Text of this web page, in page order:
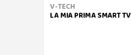
V-TECH
LA MIA PRIMA SMART TV